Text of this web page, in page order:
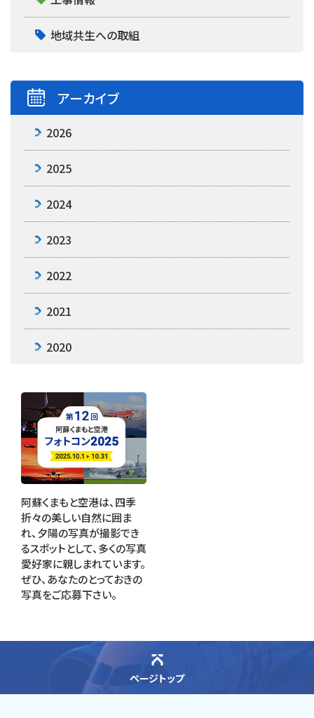
地域共生への取組
アーカイブ
2026
2025
2024
2023
2022
2021
2020
阿蘇くまもと空港は、四季
折々の美しい自然に囲ま
れ、夕陽の写真が撮影でき
るスポットとして、多くの写真
愛好家に親しまれています。
ぜひ、あなたのとっておきの
写真をご応募下さい。
ページトップ